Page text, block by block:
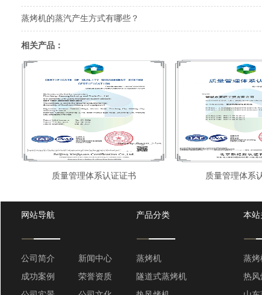
蒸烤机的蒸汽产生方式有哪些？
相关产品：
质量管理体系认证证书 质量管理体系
网站导航
公司简介
新闻中心
成功案例
荣誉资质
产品分类
蒸烤机
隧道式蒸烤机
本站
蒸烤
热风